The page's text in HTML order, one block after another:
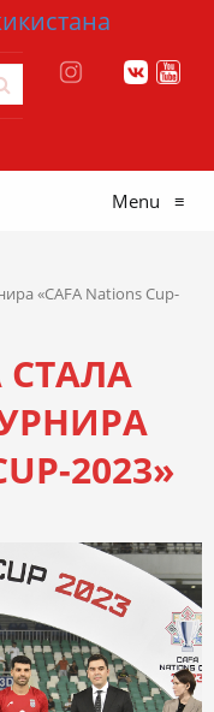
Menu ≡
«CAFA Nations Cup-
2023»